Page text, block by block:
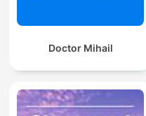
Doctor Mihail